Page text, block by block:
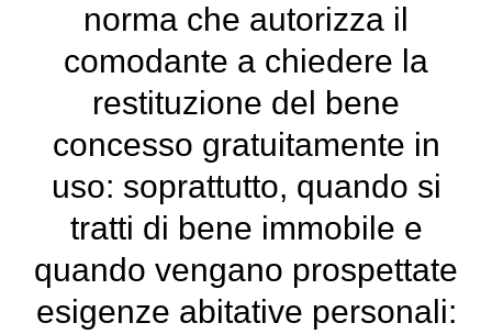
norma che autorizza il
comodante a chiedere la
restituzione del bene
concesso gratuitamente in
uso: soprattutto, quando si
tratti di bene immobile e
quando vengano prospettate
esigenze abitative personali: